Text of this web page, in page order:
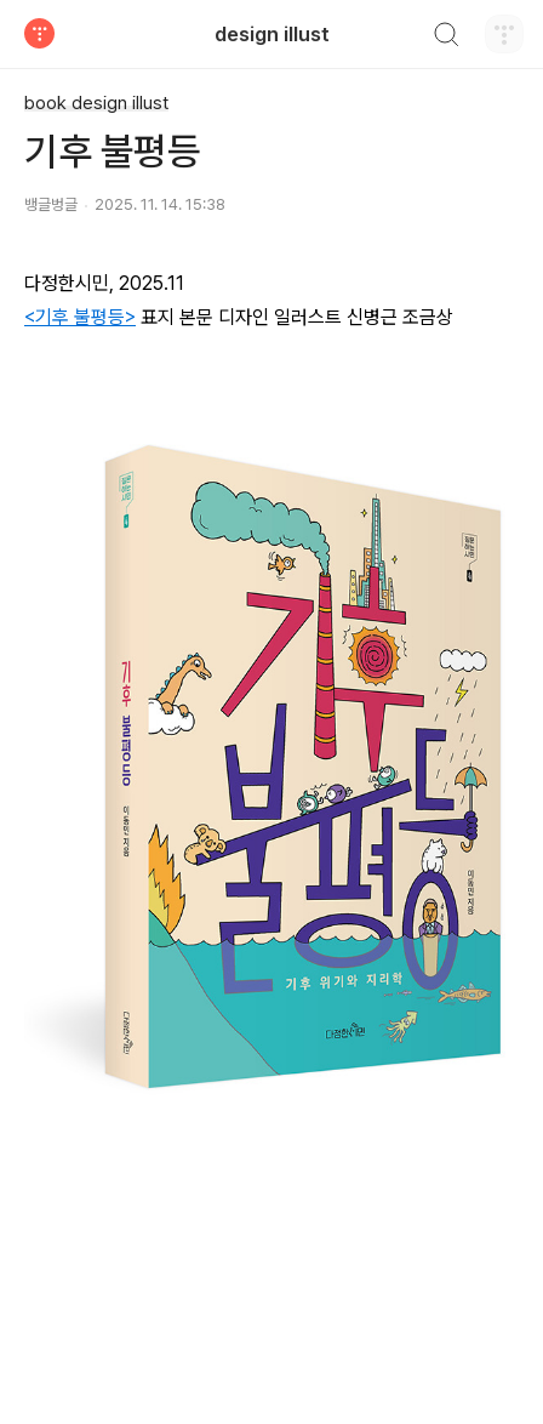
design illust
book design illust
기후 불평등
뱅글벙글 2025. 11. 14. 15:38
다정한시민, 2025.11
<기후 불평등> 표지 본문 디자인 일러스트 신병근 조금상